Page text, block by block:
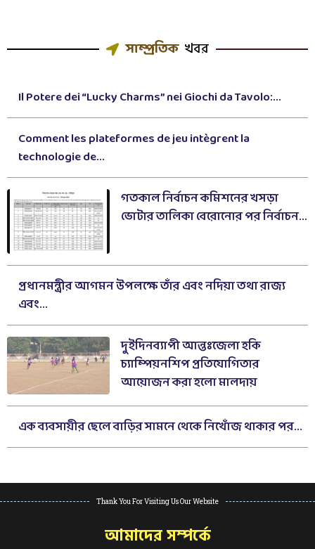
সাম্প্রতিক খবর
Il Potere dei “Lucky Charms” nei Giochi da Tavolo:...
Comment les plateformes de jeu intègrent la
technologie de...
গতকাল নির্বাচন কমিশনের খসড়া
ভোটার তালিকা বেরোনোর পর নির্বাচন...
প্রধানমন্ত্রীর আগমন উপলক্ষে তাঁর এবং নদিয়া তথা রাজ্য
এবং...
দুইদিনব্যাপী আন্তঃজেলা হকি
চ্যাম্পিয়নশিপ প্রতিযোগিতার
আয়োজন করা হলো মালদায়
এক ব্যবসায়ীর ছেলে বাড়ির সামনে থেকে নিখোঁজ থাকার পর...
Thank You For Visiting Us Our Website
আমাদের সম্পর্কে